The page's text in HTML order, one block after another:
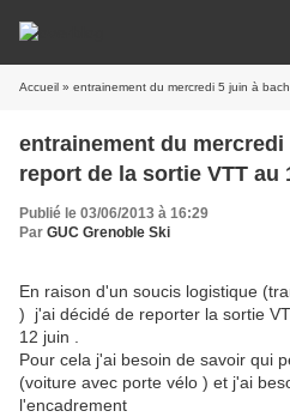
Accueil » entrainement du mercredi 5 juin à
entrainement du
report de la sortie VTT au
Publié le 03/06/2013 à 16:29
Par GUC Grenoble Ski
En raison d'un soucis logistique
) j'ai décidé de reporter la sortie
12 juin .
Pour cela j'ai besoin de savoir qui
(voiture avec porte vélo ) et j'ai
l'encadrement